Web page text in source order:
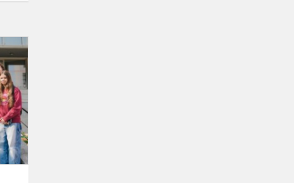
Pranešimų
konkursas
herojus“